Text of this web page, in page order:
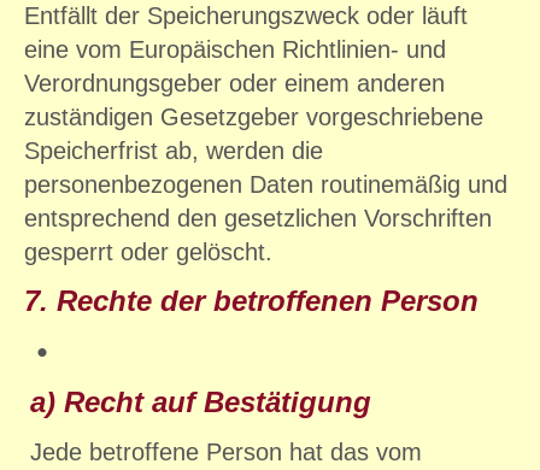
Entfällt der Speicherungszweck oder läuft
eine vom Europäischen Richtlinien- und
Verordnungsgeber oder einem anderen
zuständigen Gesetzgeber vorgeschriebene
Speicherfrist ab, werden die
personenbezogenen Daten routinemäßig und
entsprechend den gesetzlichen Vorschriften
gesperrt oder gelöscht.
7. Rechte der betroffenen Person
a) Recht auf Bestätigung
Jede betroffene Person hat das vom